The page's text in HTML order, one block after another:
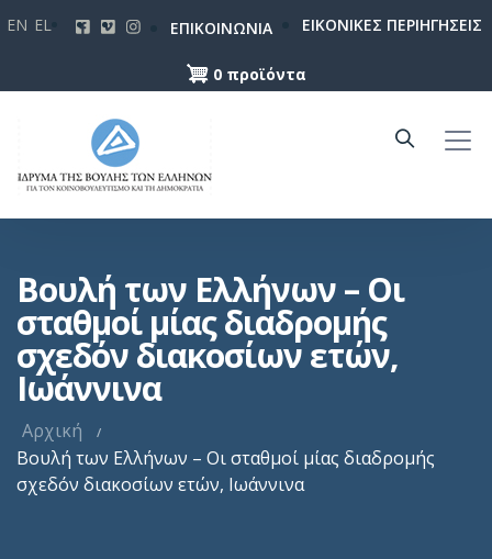
κυρίως
περιεχόμενο
EN EL ΕΠΙΚΟΙΝΩΝΙΑ ΕΙΚΟΝΙΚΕΣ ΠΕΡΙΗΓΗΣΕΙΣ
0 προϊόντα
Βουλή των Ελλήνων – Οι
σταθμοί μίας διαδρομής
σχεδόν διακοσίων ετών,
Ιωάννινα
Αρχική
Βουλή των Ελλήνων – Οι σταθμοί μίας διαδρομής
σχεδόν διακοσίων ετών, Ιωάννινα